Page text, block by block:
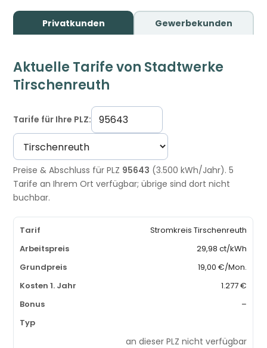
Privatkunden Gewerbekunden
Aktuelle Tarife von Stadtwerke
Tirschenreuth
Tarife für Ihre PLZ:
Preise & Abschluss für PLZ 95643 (3.500 kWh/Jahr). 5
Tarife an Ihrem Ort verfügbar; übrige sind dort nicht
buchbar.
Stromkreis Tirschenreuth
29,98 ct/kWh
19,00 €/Mon.
1.277 €
–
an dieser PLZ nicht verfügbar